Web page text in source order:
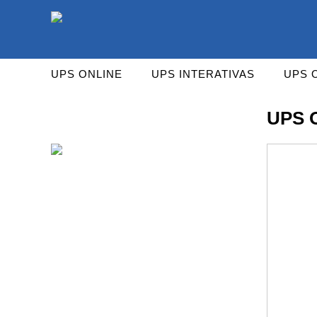
UPS ONLINE UPS INTERATIVAS UPS
UPS